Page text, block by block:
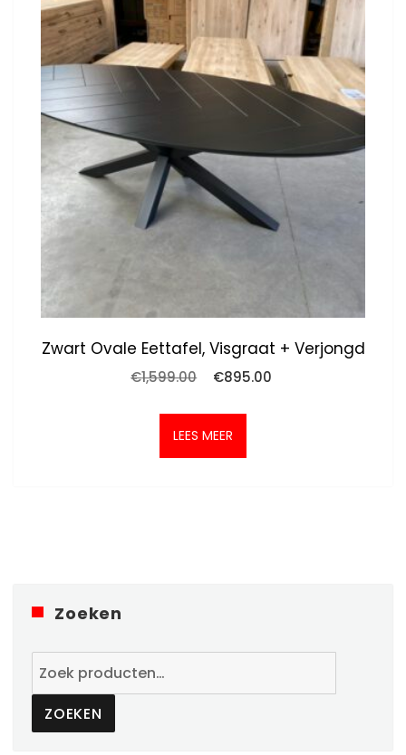
Zwart Ovale Eettafel, Visgraat + Verjongd
€1,599.00
Oorspronkelijke
was:
€1,599.00.
€895.00
LEES MEER
Zoeken
ZOEKEN